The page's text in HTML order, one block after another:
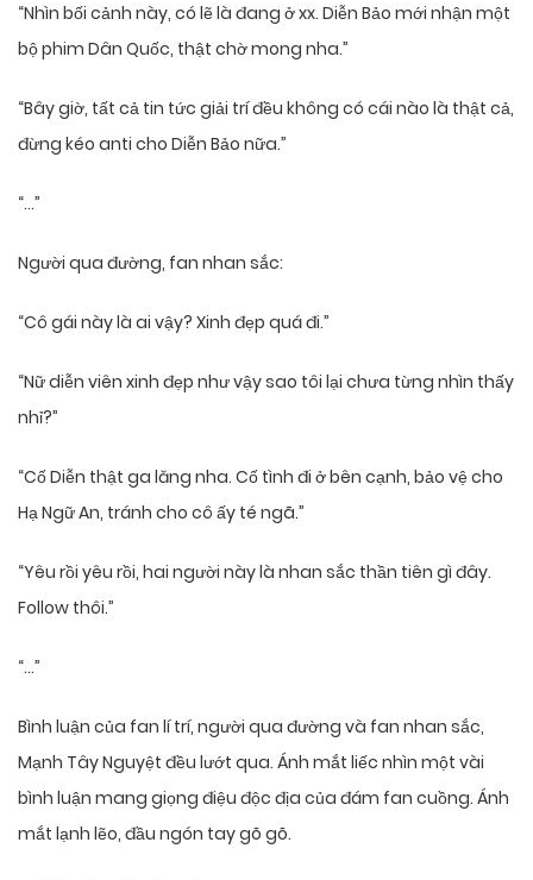
“Nhìn bối cảnh này, có lẽ là đang ở xx. Diễn Bảo mới nhận một
bộ phim Dân Quốc, thật chờ mong nha.”
“Bây giờ, tất cả tin tức giải trí đều không có cái nào là thật cả,
đừng kéo anti cho Diễn Bảo nữa.”
“…”
Người qua đường, fan nhan sắc:
“Cô gái này là ai vậy? Xinh đẹp quá đi.”
“Nữ diễn viên xinh đẹp như vậy sao tôi lại chưa từng nhìn thấy
nhỉ?”
“Cố Diễn thật ga lăng nha. Cố tình đi ở bên cạnh, bảo vệ cho
Hạ Ngữ An, tránh cho cô ấy té ngã.”
“Yêu rồi yêu rồi, hai người này là nhan sắc thần tiên gì đây.
Follow thôi.”
“…”
Bình luận của fan lí trí, người qua đường và fan nhan sắc,
Mạnh Tây Nguyệt đều lướt qua. Ánh mắt liếc nhìn một vài
bình luận mang giọng điệu độc địa của đám fan cuồng. Ánh
mắt lạnh lẽo, đầu ngón tay gõ gõ.